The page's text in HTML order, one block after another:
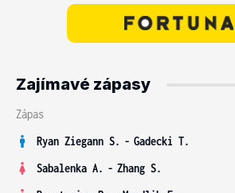
Zajímavé zápasy
Zápas
Ryan Ziegann S. - Gadecki T.
Sabalenka A. - Zhang S.